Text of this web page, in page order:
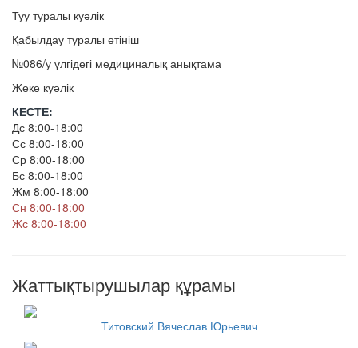
Туу туралы куәлік
Қабылдау туралы өтініш
№086/у үлгідегі медициналық анықтама
Жеке куәлік
КЕСТЕ:
Дс 8:00-18:00
Сс 8:00-18:00
Ср 8:00-18:00
Бс 8:00-18:00
Жм 8:00-18:00
Сн 8:00-18:00
Жс 8:00-18:00
Жаттықтырушылар құрамы
Титовский Вячеслав Юрьевич